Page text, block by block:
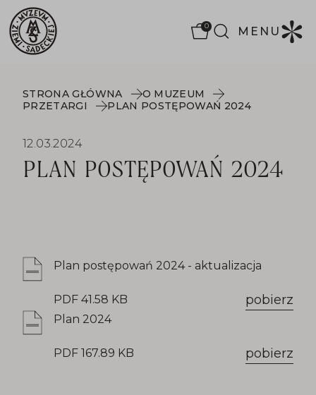
0 MENU
STRONA GŁÓWNA
O MUZEUM
PRZETARGI
PLAN POSTĘPOWAŃ 2024
12.03.2024
PLAN POSTĘPOWAŃ 2024
Plan postępowań 2024 - aktualizacja
PDF 41.58 KB pobierz
Plan 2024
PDF 167.89 KB pobierz